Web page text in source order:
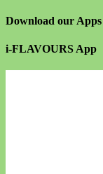
Download our Apps
i-FLAVOURS App